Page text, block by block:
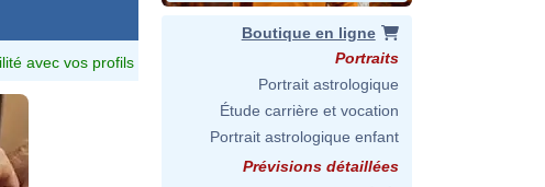
avec vos profils
Boutique en ligne
Portraits
Portrait astrologique
Étude carrière et vocation
Portrait astrologique enfant
Prévisions détaillées